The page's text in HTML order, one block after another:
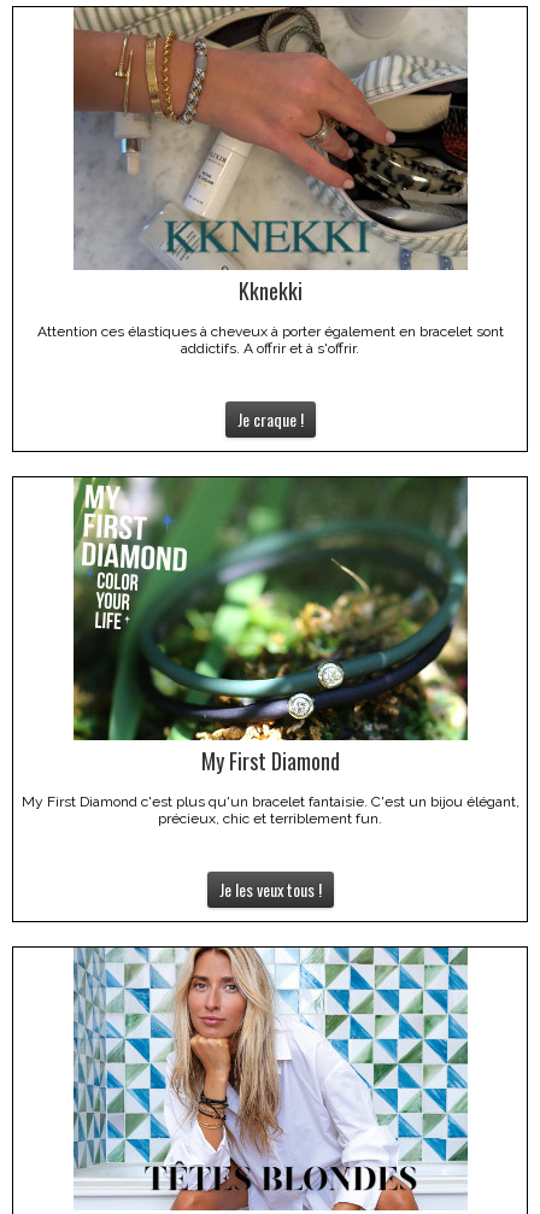
Kknekki
Attention ces élastiques à cheveux à porter également en bracelet sont
addictifs. A offrir et à s'offrir.
Je craque !
My First Diamond
My First Diamond c'est plus qu'un bracelet fantaisie. C'est un bijou élégant,
précieux, chic et terriblement fun.
Je les veux tous !